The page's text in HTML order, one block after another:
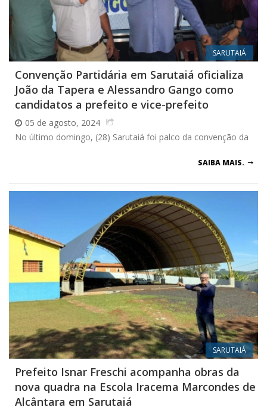
SARUTAIÁ
Convenção Partidária em Sarutaiá oficializa
João da Tapera e Alessandro Gango como
candidatos a prefeito e vice-prefeito
05 de agosto, 2024
No último domingo, (28) Sarutaiá foi palco da convenção da
SAIBA MAIS.
SARUTAIÁ
Prefeito Isnar Freschi acompanha obras da
nova quadra na Escola Iracema Marcondes de
Alcântara em Sarutaiá